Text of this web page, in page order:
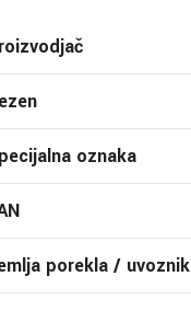
oznaka
porekla / uvoznik